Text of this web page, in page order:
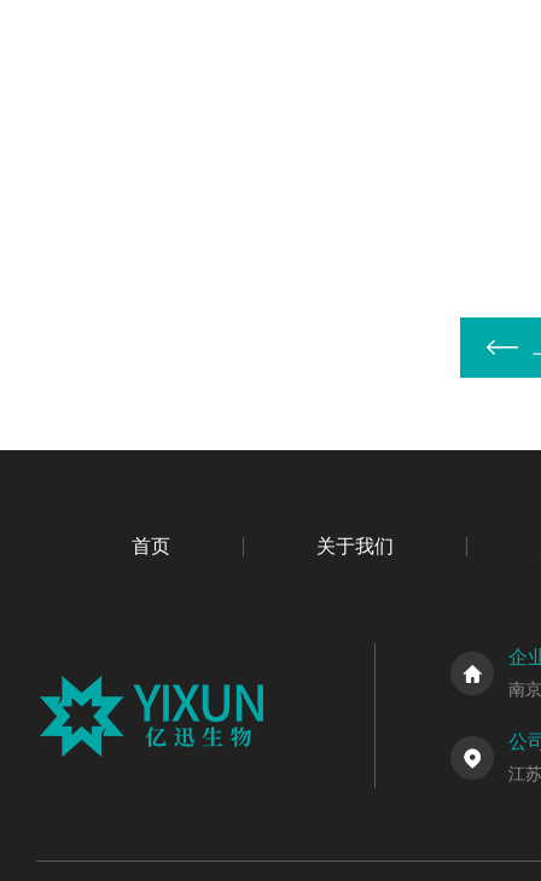
首页 关于我们
企
南
公
江